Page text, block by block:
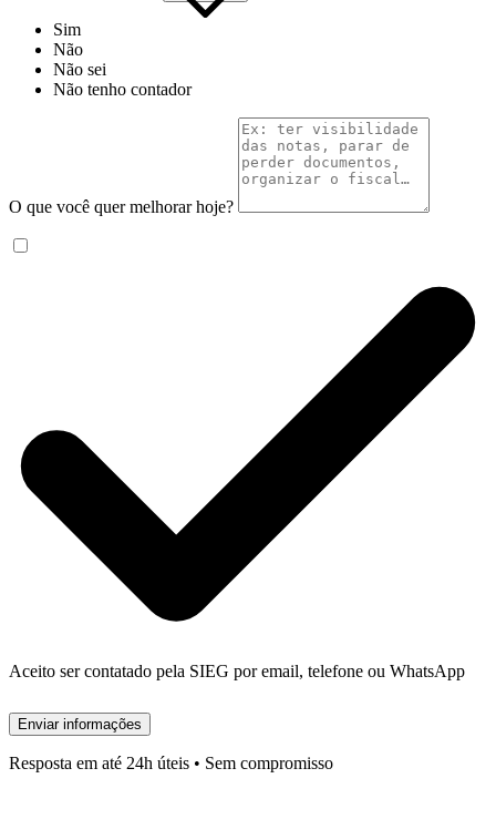
Sim
Não
Não sei
Não tenho contador
O que você quer melhorar hoje?
Aceito ser contatado pela SIEG por email, telefone ou WhatsApp
Enviar informações
Resposta em até 24h úteis • Sem compromisso